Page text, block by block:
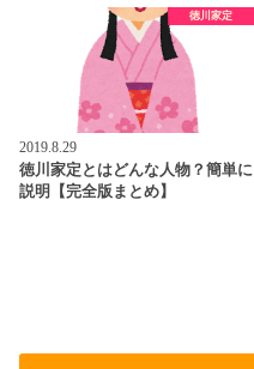
徳川家定
2019.8.29
徳川家定とはどんな人物？簡単に
説明【完全版まとめ】